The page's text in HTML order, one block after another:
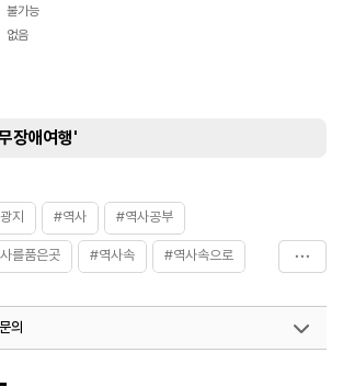
불가능
없음
장애여행'
지 #역사 #역사공부
를품은곳 #역사속 #역사속으로
의